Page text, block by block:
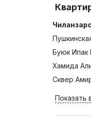
Буюк Ипак
Хамида
Сквер
Показать